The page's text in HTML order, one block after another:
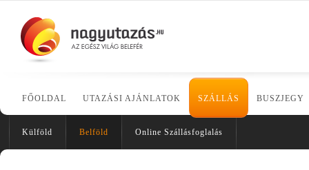
FŐOLDAL UTAZÁSI AJÁNLATOK SZÁLLÁS BUSZJEGY
Külföld Belföld Online Szállásfoglalás